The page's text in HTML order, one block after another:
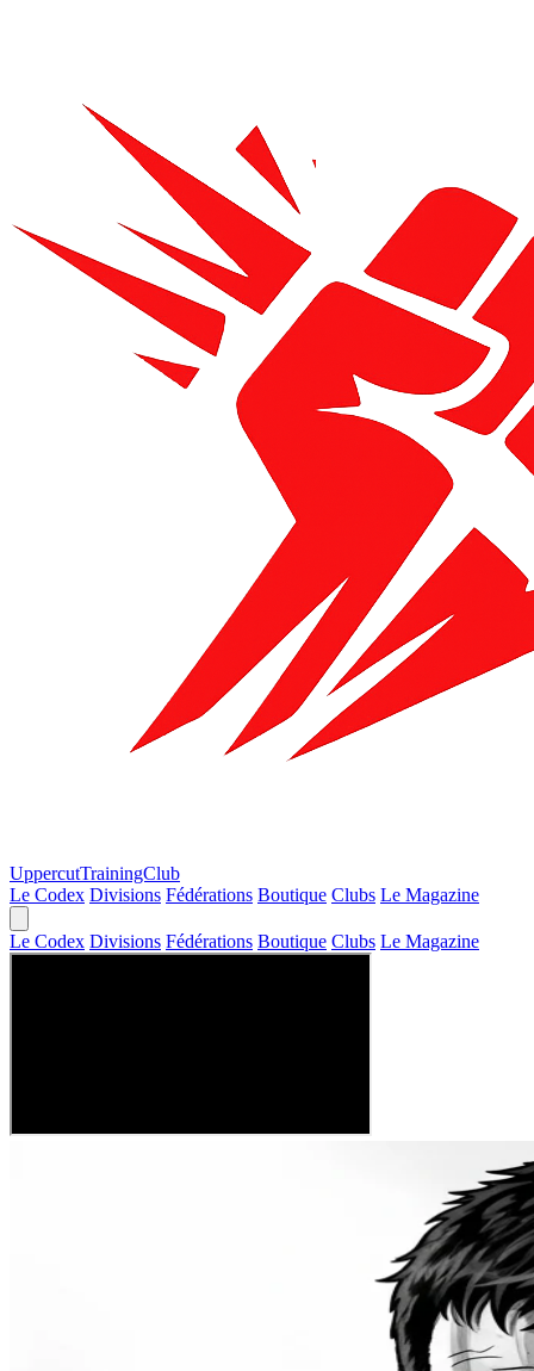
UppercutTrainingClub
Le Codex Divisions Fédérations Boutique Clubs Le Magazine
Le Codex Divisions Fédérations Boutique Clubs Le Magazine